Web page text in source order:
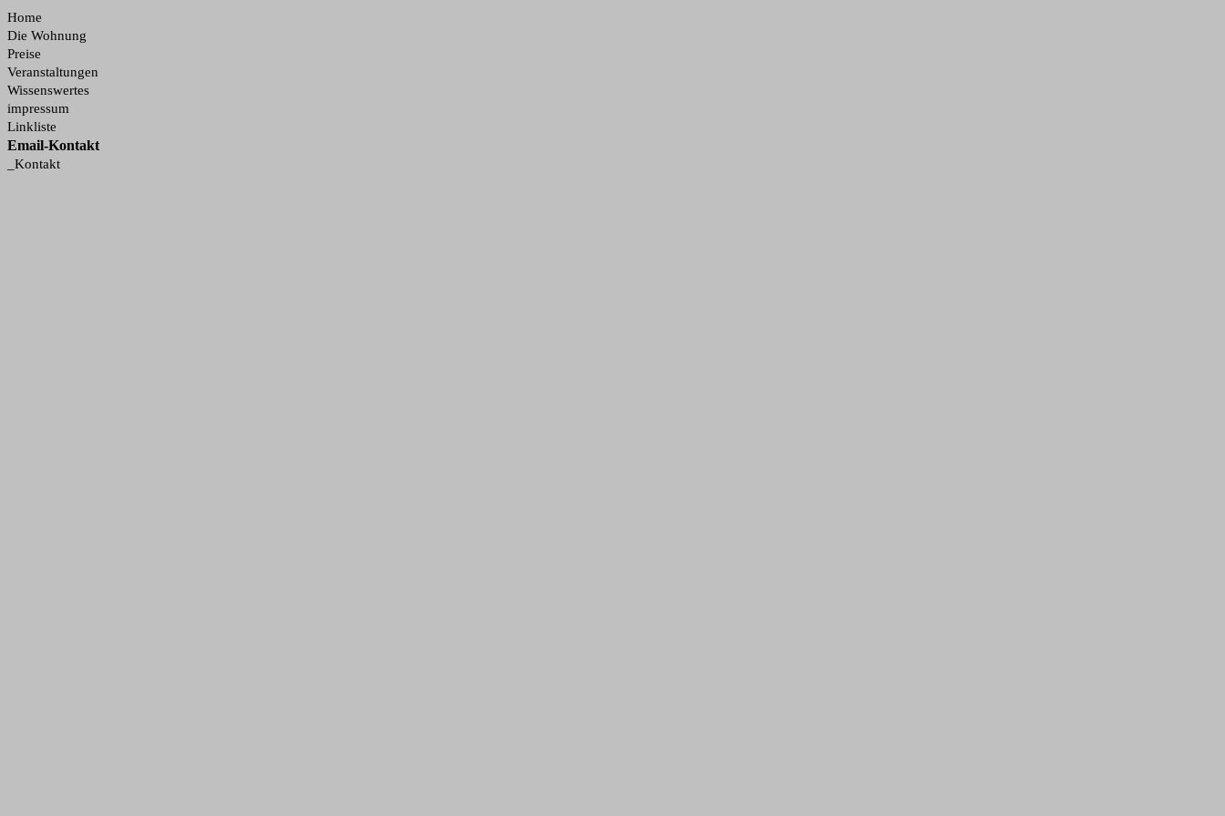
Home
Die Wohnung
Preise
Veranstaltungen
Wissenswertes
impressum
Linkliste
Email-Kontakt
_Kontakt